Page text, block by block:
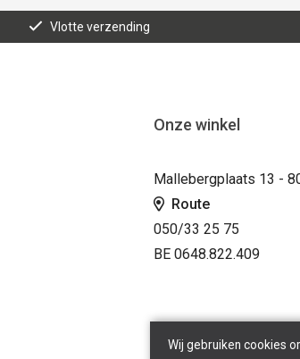
Vlotte verzending
Onze winkel
Mallebergplaats 13 -
Route
050/33 25 75
BE 0648.822.409
Wij gebruiken cookies